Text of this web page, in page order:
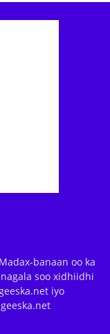
banaan oo ka
soo xidhiidhi
iyo